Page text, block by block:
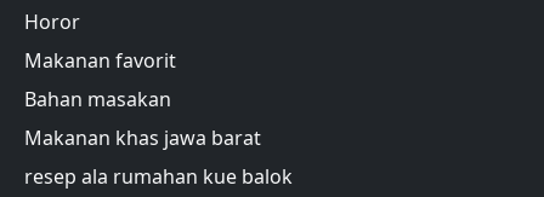
Horor
Makanan favorit
Bahan masakan
Makanan khas jawa barat
resep ala rumahan kue balok